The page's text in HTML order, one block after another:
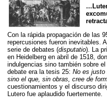
Con la rápida propagación de las
repercusiones fueron inevitables.
serie de debates (disputatio). La
en Heidelberg en abril de 1518,
indulgencias sino también sobre
debate era la tesis 25: No es justo
sino el que, sin obras, cree de
cuestionamientos y el discurso
Lutero fue aplaudido fuertemente.